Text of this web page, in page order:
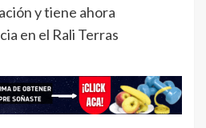
y tiene ahora
en el Rali Terras